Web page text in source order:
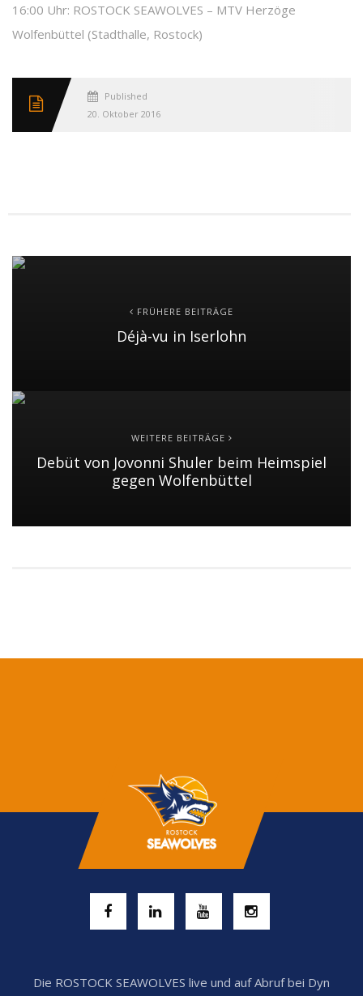
16:00 Uhr: ROSTOCK SEAWOLVES – MTV Herzöge
Wolfenbüttel (Stadthalle, Rostock)
Published
20. Oktober 2016
FRÜHERE BEITRÄGE
Déjà-vu in Iserlohn
WEITERE BEITRÄGE
Debüt von Jovonni Shuler beim Heimspiel
gegen Wolfenbüttel
Die ROSTOCK SEAWOLVES live und auf Abruf bei Dyn